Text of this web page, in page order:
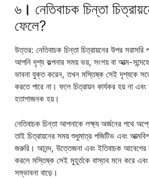
৬ । নেতিবাচক চিন্তা
ফেলে?
উত্তর: নেতিবাচক চিন্তা চিত্রায়নের উপর
আপনি দৃশ্য কল্পনার সময় ভয়, সংশয় বা আত্ম-
ভাবনা যুক্ত করেন, তখন মস্তিষ্ক সেই দৃশ্যকে
করতে পারে না। ফলে চিত্রায়ন কার্যকর হয় না
হতাশাজনক হয়।
নেতিবাচক চিন্তা আপনাকে লক্ষ্য অর্জনের পথে
তাই চিত্রায়নের সময় শুধুমাত্র পজিটিভ এবং
জরুরি। আনন্দ, উত্তেজনা এবং ইতিবাচক আবেগের
করলে মস্তিষ্ক সেই মুহূর্তকে বাস্তব মনে করে এবং
সম্ভাবনা বাড়ে।